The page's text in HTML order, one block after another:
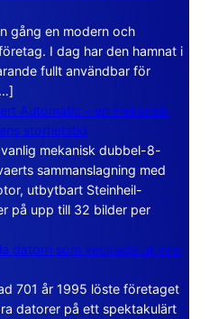
gång en modern och
I dag har den hamnat i
fullt användbar för
Automatic – en mekanisk
storhetstid
mekanisk dubbel-8-
sammanslagning med
utbytbart Steinheil-
på upp till 32 bilder per
datorn som vecklade ut sina
701 år 1995 löste företaget
datorer på ett spektakulärt